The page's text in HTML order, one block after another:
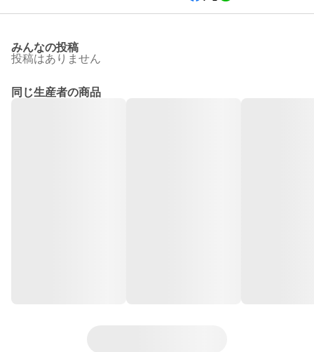
みんなの投稿
投稿はありません
同じ生産者の商品